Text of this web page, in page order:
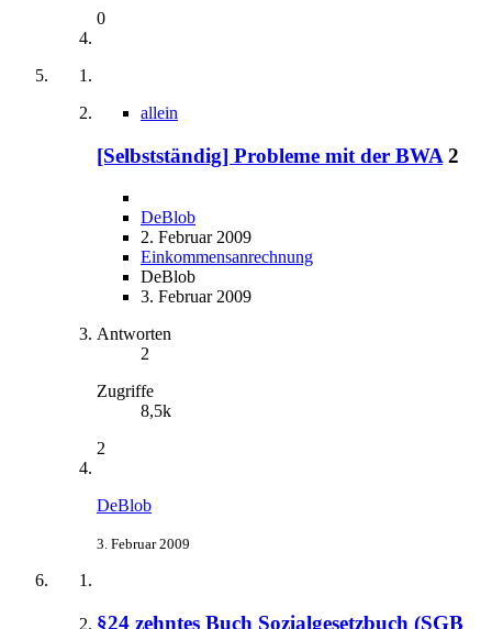
0
allein
[Selbstständig] Probleme mit der BWA 2
DeBlob
2. Februar 2009
Einkommensanrechnung
DeBlob
3. Februar 2009
Antworten
2
Zugriffe
8,5k
2
DeBlob
3. Februar 2009
§24 zehntes Buch Sozialgesetzbuch (SGB